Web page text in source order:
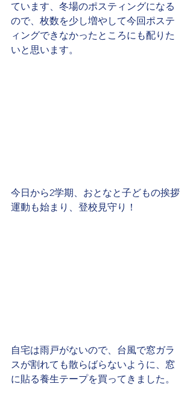
ています、冬場のポスティングになる
ので、枚数を少し増やして今回ポステ
ィングできなかったところにも配りた
いと思います。
今日から2学期、おとなと子どもの挨拶
運動も始まり、登校見守り！
自宅は雨戸がないので、台風で窓ガラ
スが割れても散らばらないように、窓
に貼る養生テープを買ってきました。